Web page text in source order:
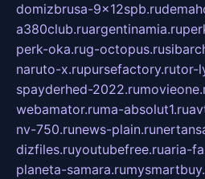
domizbrusa-9x12spb.ru
a380club.ruargentinamia.ru
perk-oka.rug-octopus.ru
naruto-x.rupursefactory.rutor-
spayderhed-2022.ru
webamator.ruma-absolut1.ru
nv-750.runews-plain.ru
dizfiles.ruyoutubefree.ruaria-
planeta-samara.ru